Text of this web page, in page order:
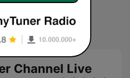
Channel Live